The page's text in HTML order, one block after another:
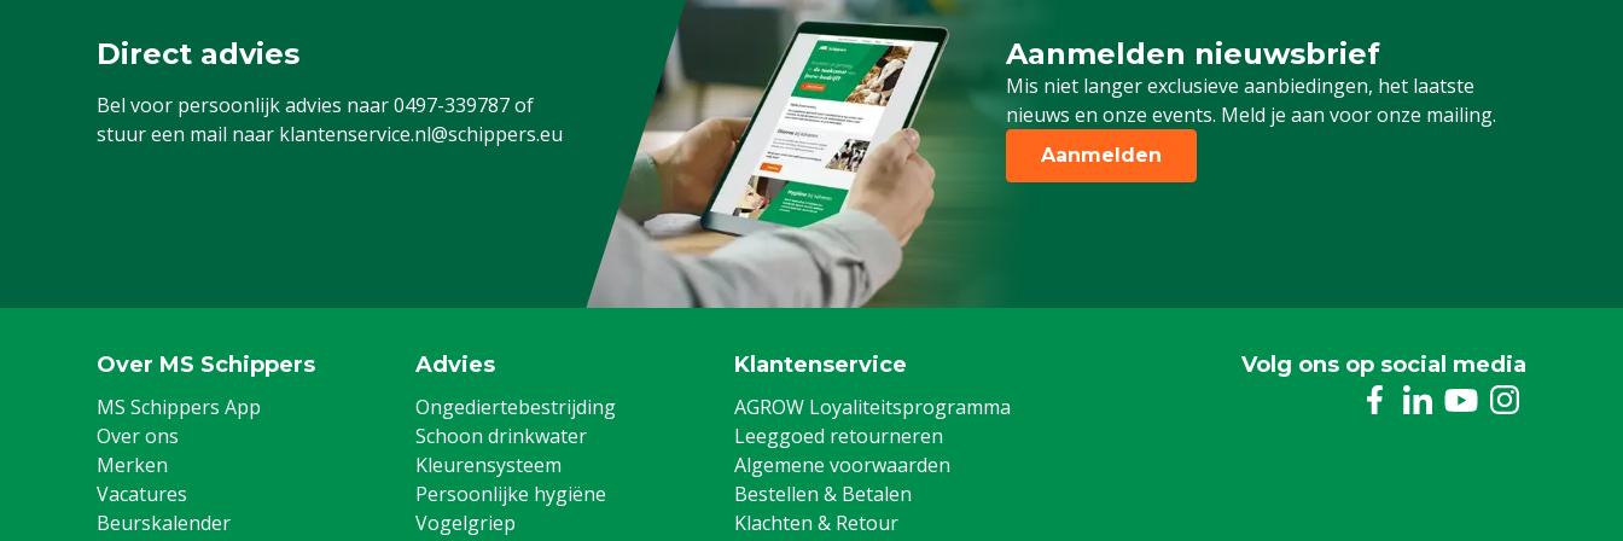
Direct advies
Bel voor persoonlijk advies naar0497-339787of
stuur een mail naar klantenservice.nl@schippers.eu
Aanmelden nieuwsbrief
Mis niet langer exclusieve aanbiedingen, het laatste
nieuws en onze events. Meld je aan voor onze mailing.
Schrijf je in voor onze nieuwsbrief
Aanmelden
Over MS Schippers
MS Schippers App
Over ons
Merken
Vacatures
Beurskalender
Advies
Ongediertebestrijding
Schoon drinkwater
Kleurensysteem
Persoonlijke hygiëne
Vogelgriep
Klantenservice
AGROW Loyaliteitsprogramma
Leeggoed retourneren
Algemene voorwaarden
Bestellen & Betalen
Klachten & Retour
Volg ons op social media